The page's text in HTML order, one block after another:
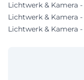
Lichtwerk & Kamera
Lichtwerk & Kamera
Lichtwerk & Kamera